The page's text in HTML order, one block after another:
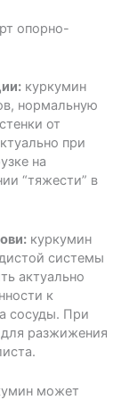
опорно-
куркумин
нормальную
от
при
на
“тяжести” в
куркумин
системы
актуально
к
сосуды. При
для разжижения
может